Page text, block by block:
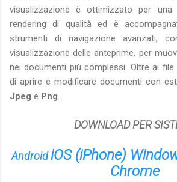
visualizzazione è ottimizzato per
rendering di qualità ed è
strumenti di navigazione avanzati,
visualizzazione delle anteprime, per
nei documenti più complessi. Oltre ai file
di aprire e modificare documenti con
Jpeg e Png.
DOWNLOAD PER
Android iOS (iPhone)
Chrome